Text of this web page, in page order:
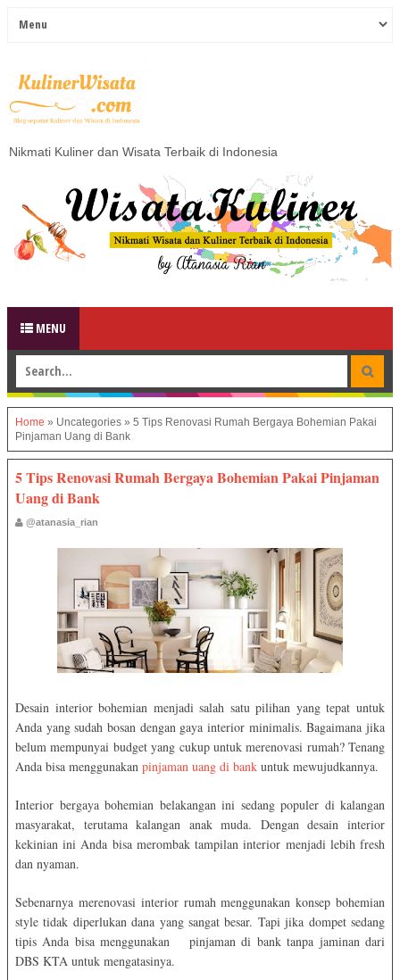
Nikmati Kuliner dan Wisata Terbaik di Indonesia
MENU
Home » Uncategories » 5 Tips Renovasi Rumah Bergaya Bohemian Pakai
Pinjaman Uang di Bank
5 Tips Renovasi Rumah Bergaya Bohemian Pakai Pinjaman
Uang di Bank
@atanasia_rian
Desain interior bohemian menjadi salah satu pilihan yang tepat untuk
Anda yang sudah bosan dengan gaya interior minimalis. Bagaimana jika
belum mempunyai budget yang cukup untuk merenovasi rumah? Tenang
Anda bisa menggunakan pinjaman uang di bank untuk mewujudkannya.
Interior bergaya bohemian belakangan ini sedang populer di kalangan
masyarakat, terutama kalangan anak muda. Dengan desain interior
kekinian ini Anda bisa merombak tampilan interior menjadi lebih fresh
dan nyaman.
Sebenarnya merenovasi interior rumah menggunakan konsep bohemian
style tidak diperlukan dana yang sangat besar. Tapi jika dompet sedang
tipis Anda bisa menggunakan pinjaman di bank tanpa jaminan dari
DBS KTA untuk mengatasinya.